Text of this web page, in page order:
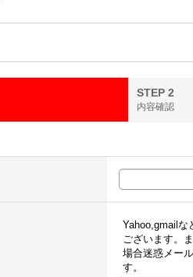
STEP 2
内容確認
Yahoo,gmailな
ございます。
場合迷惑メー
す。